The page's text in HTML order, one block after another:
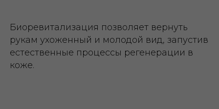
Биоревитализация позволяет вернуть
рукам ухоженный и молодой вид, запустив
естественные процессы регенерации в
коже.